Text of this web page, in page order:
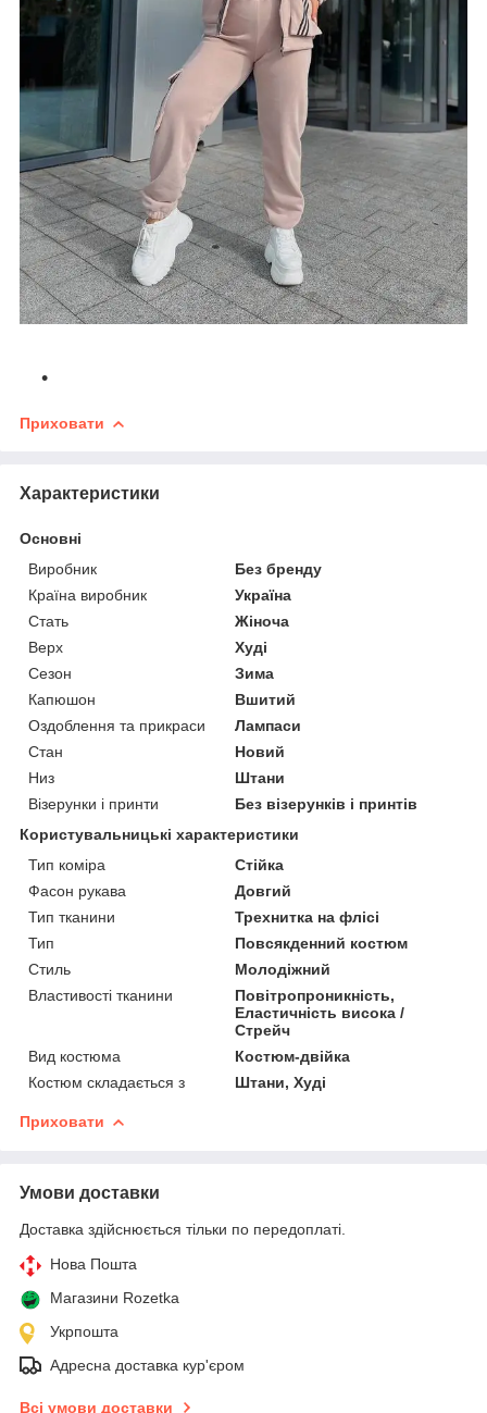
Приховати
Характеристики
Основні
Виробник
Без бренду
Країна виробник
Україна
Стать
Жіноча
Верх
Худі
Сезон
Зима
Капюшон
Вшитий
Оздоблення та прикраси
Лампаси
Стан
Новий
Низ
Штани
Візерунки і принти
Без візерунків і принтів
Користувальницькі характеристики
Тип коміра
Стійка
Фасон рукава
Довгий
Тип тканини
Трехнитка на флісі
Тип
Повсякденний костюм
Стиль
Молодіжний
Властивості тканини
Повітропроникність,
Еластичність висока /
Стрейч
Вид костюма
Костюм-двійка
Костюм складається з
Штани, Худі
Приховати
Умови доставки
Доставка здійснюється тільки по передоплаті.
Нова Пошта
Магазини Rozetka
Укрпошта
Адресна доставка кур'єром
Всі умови доставки